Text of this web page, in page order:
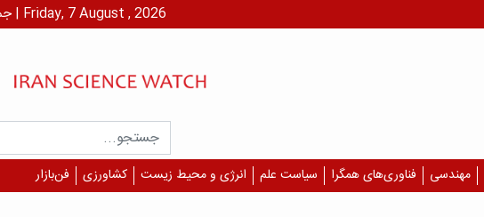
جمعه، ۱۶ مرداد، ۱۴۰۵ | Friday, 7 August , 2026
مهندسی فناوری‌های همگرا سیاست علم انرژی و محیط زیست کشاورزی فن‌بازار